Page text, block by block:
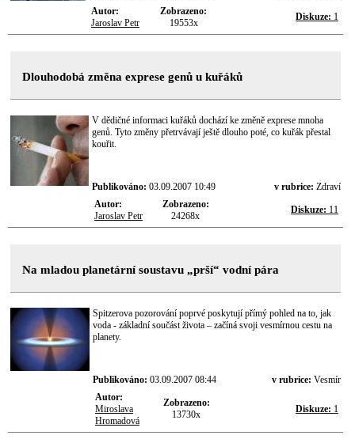
Autor:
Jaroslav Petr
Zobrazeno:
19553x
Diskuze: 1
Dlouhodobá změna exprese genů u kuřáků
V dědičné informaci kuřáků dochází ke změně exprese mnoha
genů. Tyto změny přetrvávají ještě dlouho poté, co kuřák přestal
kouřit.
Publikováno: 03.09.2007 10:49 v rubrice: Zdraví
Autor:
Jaroslav Petr
Zobrazeno:
24268x
Diskuze: 11
Na mladou planetární soustavu „prší“ vodní pára
Spitzerova pozorování poprvé poskytují přímý pohled na to, jak
voda - základní součást života – začíná svoji vesmírnou cestu na
planety.
Publikováno: 03.09.2007 08:44 v rubrice: Vesmír
Autor:
Miroslava
Hromadová
Zobrazeno:
13730x
Diskuze: 1